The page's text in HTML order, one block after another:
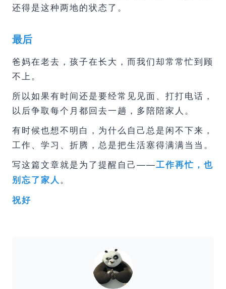
还得是这种两地的状态了。
最后
爸妈在老去，孩子在长大，而我们却常常忙到顾
不上。
所以如果有时间还是要经常见见面、打打电话，
以后争取每个月都回去一趟，多陪陪家人。
有时候也想不明白，为什么自己总是闲不下来，
工作、学习、折腾，总是把生活塞得满满当当。
写这篇文章就是为了提醒自己——工作再忙，也
别忘了家人。
祝好